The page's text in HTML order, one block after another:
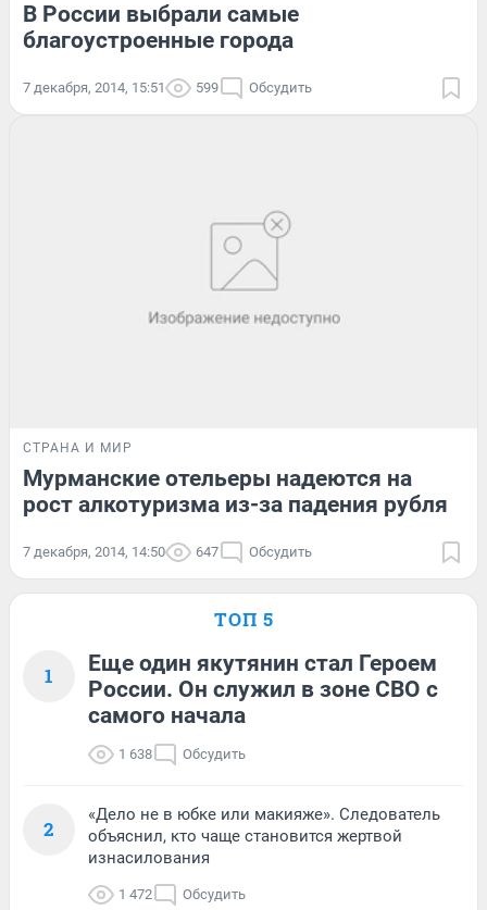
В России выбрали самые
благоустроенные города
7 декабря, 2014, 15:51 599 Обсудить
СТРАНА И МИР
Мурманские отельеры надеются на
рост алкотуризма из-за падения рубля
7 декабря, 2014, 14:50 647 Обсудить
ТОП 5
1
Еще один якутянин стал Героем
России. Он служил в зоне СВО с
самого начала
1 638 Обсудить
2
«Дело не в юбке или макияже». Следователь
объяснил, кто чаще становится жертвой
изнасилования
1 472 Обсудить